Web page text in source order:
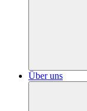
Über uns